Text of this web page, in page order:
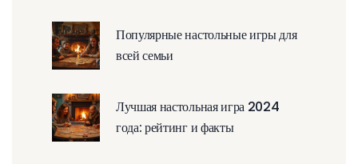
Популярные настольные игры для
всей семьи
Лучшая настольная игра 2024
года: рейтинг и факты